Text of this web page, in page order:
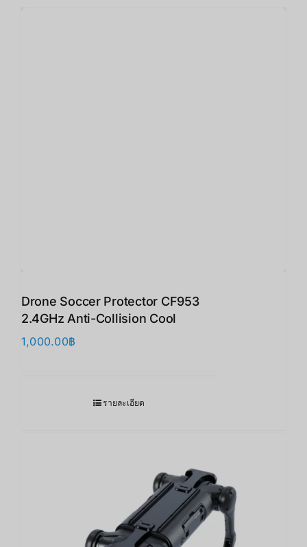
Drone Soccer Protector CF953
2.4GHz Anti-Collision Cool
1,000.00฿
รายละเอียด